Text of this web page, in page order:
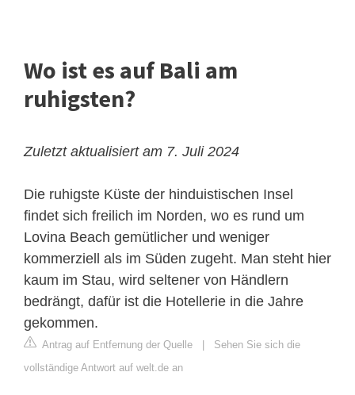
Wo ist es auf Bali am
ruhigsten?
Zuletzt aktualisiert am 7. Juli 2024
Die ruhigste Küste der hinduistischen Insel
findet sich freilich im Norden, wo es rund um
Lovina Beach gemütlicher und weniger
kommerziell als im Süden zugeht. Man steht hier
kaum im Stau, wird seltener von Händlern
bedrängt, dafür ist die Hotellerie in die Jahre
gekommen.
Antrag auf Entfernung der Quelle
Sehen Sie sich die
vollständige Antwort auf welt.de an